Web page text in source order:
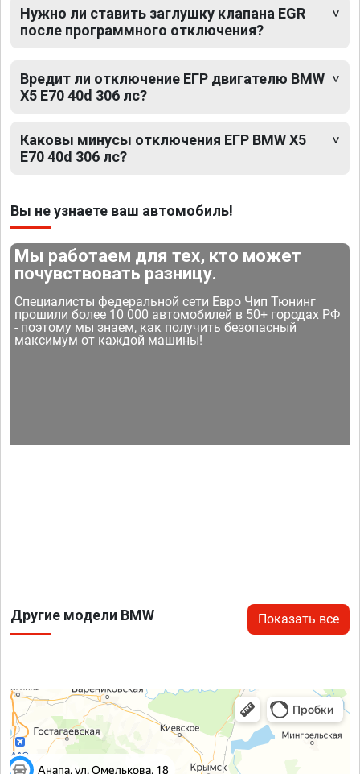
Нужно ли ставить заглушку клапана EGR
после программного отключения?
Вредит ли отключение ЕГР двигателю BMW
X5 E70 40d 306 лс?
Каковы минусы отключения ЕГР BMW X5
E70 40d 306 лс?
Вы не узнаете ваш автомобиль!
Мы работаем для тех, кто может
почувствовать разницу.
Специалисты федеральной сети Евро Чип Тюнинг
прошили более 10 000 автомобилей в 50+ городах РФ
- поэтому мы знаем, как получить безопасный
максимум от каждой машины!
Другие модели BMW Показать все